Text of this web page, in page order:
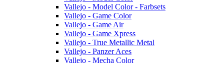
Vallejo - Model Color - Farbsets
Vallejo - Game Color
Vallejo - Game Air
Vallejo - Game Xpress
Vallejo - True Metallic Metal
Vallejo - Panzer Aces
Vallejo - Mecha Color